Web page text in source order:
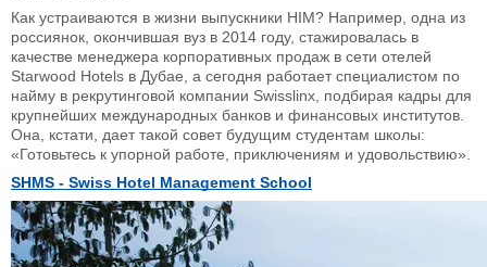
Как устраиваются в жизни выпускники HIM? Например, одна из
россиянок, окончившая вуз в 2014 году, стажировалась в
качестве менеджера корпоративных продаж в сети отелей
Starwood Hotels в Дубае, а сегодня работает специалистом по
найму в рекрутинговой компании Swisslinx, подбирая кадры для
крупнейших международных банков и финансовых институтов.
Она, кстати, дает такой совет будущим студентам школы:
«Готовьтесь к упорной работе, приключениям и удовольствию».
SHMS - Swiss Hotel Management School